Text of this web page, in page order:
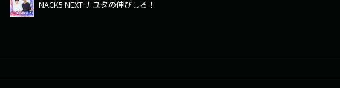
NACK5 NEXT ナユタの伸びしろ！